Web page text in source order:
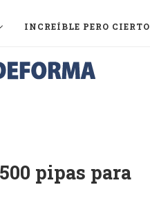
INCREÍBLE PERO CIERTO
pipas para